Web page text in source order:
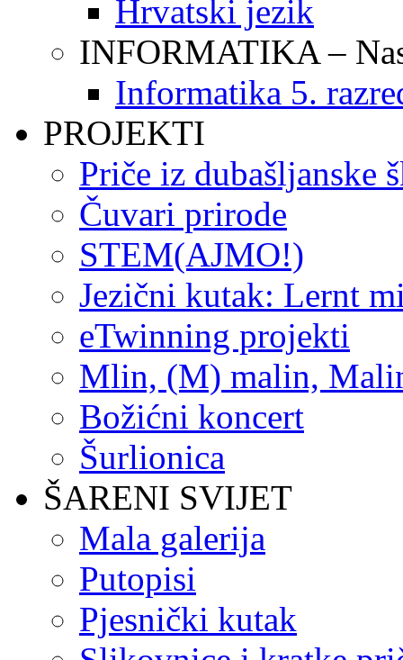
Hrvatski jezik
INFORMATIKA –
Informatika 5.
PROJEKTI
Priče iz dubašljanske
Čuvari prirode
STEM(AJMO!)
Jezični kutak: Lernt
eTwinning projekti
Mlin, (M) malin,
Božićni koncert
Šurlionica
ŠARENI SVIJET
Mala galerija
Putopisi
Pjesnički kutak